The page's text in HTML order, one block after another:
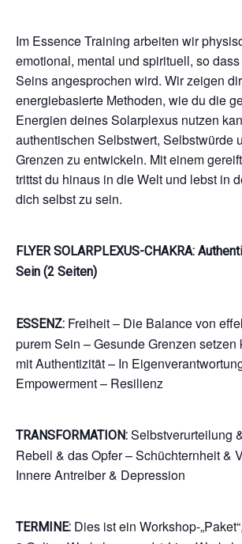
Im Essence Training arbeiten wir
emotional, mental und spirituell, so
Seins angesprochen wird. Wir zeigen
energiebasierte Methoden, wie du die
Energien deines Solarplexus nutzen
authentischen Selbstwert, Selbstwürde
Grenzen zu entwickeln. Mit einem
trittst du hinaus in die Welt und lebst in
dich selbst zu sein.
FLYER SOLARPLEXUS-CHAKRA:
Sein (2 Seiten)
ESSENZ: Freiheit – Die Balance von
purem Sein – Gesunde Grenzen setzen
mit Authentizität – In
Empowerment – Resilienz
TRANSFORMATION: Selbstverurteilung
Rebell & das Opfer – Schüchternheit &
Innere Antreiber & Depression
TERMINE: Dies ist ein Workshop-